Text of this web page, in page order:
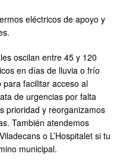
eléctricos de apoyo y
oscilan entre 45 y 120
en días de lluvia o frío
facilitar acceso al
de urgencias por falta
prioridad y reorganizamos
También atendemos
o L’Hospitalet si tu
municipal.